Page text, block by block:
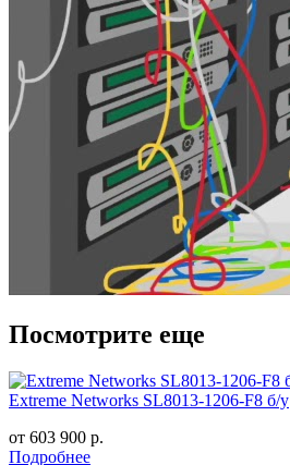
Посмотрите еще
Extreme Networks SL8013-1206-F8 б/у
от 603 900 р.
Подробнее